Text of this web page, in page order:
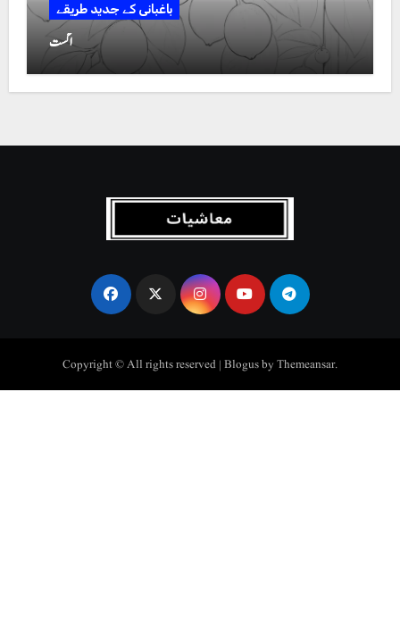
باغبانی کے جدید طریقے
اگست
Copyright © All rights reserved |BlogusbyThemeansar.